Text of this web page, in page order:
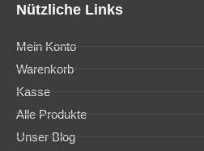
Nützliche Links
Mein Konto
Warenkorb
Kasse
Alle Produkte
Unser Blog